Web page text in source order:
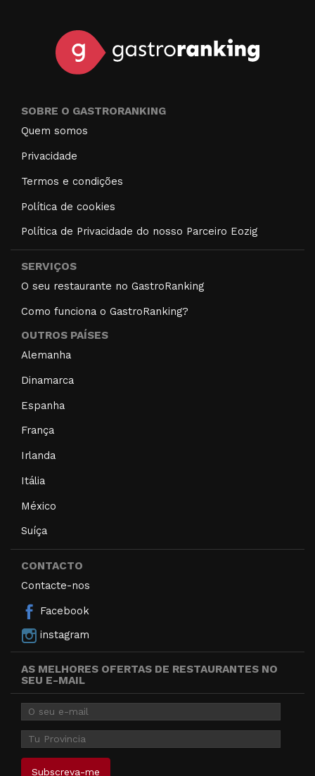
SOBRE O GASTRORANKING
Quem somos
Privacidade
Termos e condições
Política de cookies
Política de Privacidade do nosso Parceiro Eozig
SERVIÇOS
O seu restaurante no GastroRanking
Como funciona o GastroRanking?
OUTROS PAÍSES
Alemanha
Dinamarca
Espanha
França
Irlanda
Itália
México
Suíça
CONTACTO
Contacte-nos
Facebook
instagram
AS MELHORES OFERTAS DE RESTAURANTES NO
SEU E-MAIL